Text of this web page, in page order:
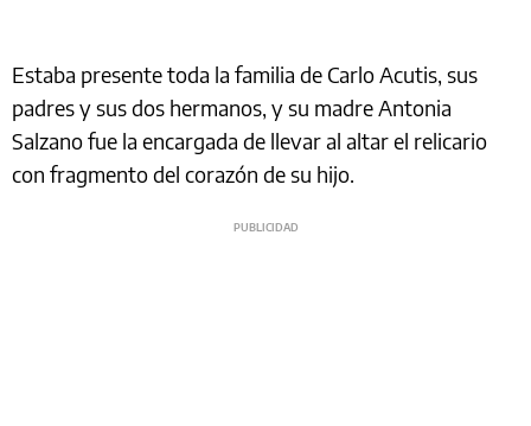
Estaba presente toda la familia de Carlo Acutis, sus
padres y sus dos hermanos, y su madre Antonia
Salzano fue la encargada de llevar al altar el relicario
con fragmento del corazón de su hijo.